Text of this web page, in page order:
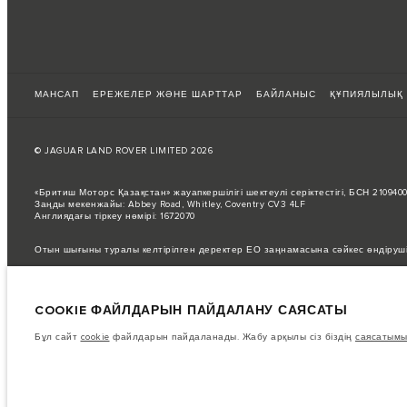
МАНСАП ЕРЕЖЕЛЕР ЖӘНЕ ШАРТТАР БАЙЛАНЫС ҚҰПИЯЛЫЛЫҚ
© JAGUAR LAND ROVER LIMITED 2026
«Бритиш Моторс Қазақстан» жауапкершілігі шектеулі серіктестігі, БСН
Заңды мекенжайы: Abbey Road, Whitley, Coventry CV3 4LF
Англиядағы тіркеу нөмірі: 1672070
Отын шығыны туралы келтірілген деректер ЕО заңнамасына сәйкес
Бұл өте динамикалық жағдай, осыған байланысты қазіргі уақытта веб-
жасау үшін кез келген ағымдағы шектеулерді растай алатын сатушымен
Бұл веб-сайттағы ақпарат, техникалық сипаттамалар, қозғалтқыштар мен
COOKIE ФАЙЛДАРЫН ПАЙДАЛАНУ САЯСАТЫ
Бұл сайт cookie файлдарын пайдаланады. Жабу арқылы сіз біздің